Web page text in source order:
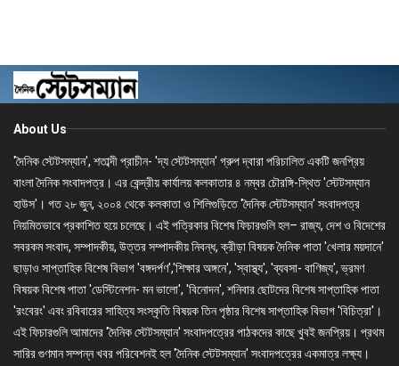
About Us
'দৈনিক স্টেটসম্যান', শতাব্দী প্রাচীন- 'দ্য স্টেটসম্যান' গ্রুপ দ্বারা পরিচালিত একটি জনপ্রিয়
বাংলা দৈনিক সংবাদপত্র। এর কেন্দ্রীয় কার্যালয় কলকাতার ৪ নম্বর চৌরঙ্গি-স্থিত 'স্টেটসম্যান
হাউস'। গত ২৮ জুন, ২০০৪ থেকে কলকাতা ও শিলিগুড়িতে 'দৈনিক স্টেটসম্যান' সংবাদপত্র
নিয়মিতভাবে প্রকাশিত হয়ে চলেছে। এই পত্রিকার বিশেষ ফিচারগুলি হল– রাজ্য, দেশ ও বিদেশের
সবরকম সংবাদ, সম্পাদকীয়, উত্তর সম্পাদকীয় নিবন্ধ, ক্রীড়া বিষয়ক দৈনিক পাতা 'খেলার ময়দানে'
ছাড়াও সাপ্তাহিক বিশেষ বিভাগ 'বঙ্গদর্পণ','শিক্ষার অঙ্গনে', 'স্বাস্থ্য', 'ব্যবসা- বাণিজ্য', ভ্রমণ
বিষয়ক বিশেষ পাতা 'ডেস্টিনেশন- মন ভালো', 'বিনোদন', শনিবার ছোটদের বিশেষ সাপ্তাহিক পাতা
'রংবেরং' এবং রবিবারের সাহিত্য সংস্কৃতি বিষয়ক তিন পৃষ্ঠার বিশেষ সাপ্তাহিক বিভাগ 'বিচিত্রা'।
এই ফিচারগুলি আমাদের 'দৈনিক স্টেটসম্যান' সংবাদপত্রের পাঠকদের কাছে খুবই জনপ্রিয়। প্রথম
সারির গুণমান সম্পন্ন খবর পরিবেশনই হল 'দৈনিক স্টেটসম্যান' সংবাদপত্রের একমাত্র লক্ষ্য।